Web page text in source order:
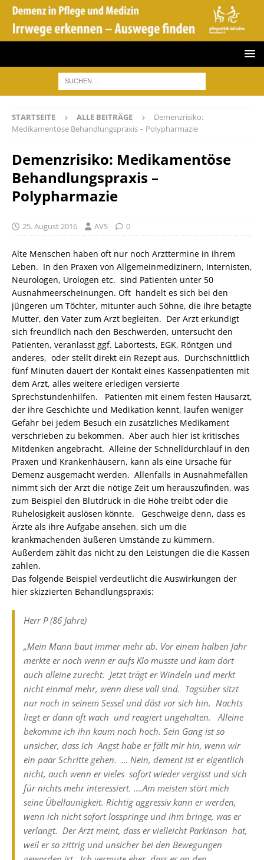
STARTSEITE ALLE BEITRÄGE
Demenzrisiko:
Medikamentöse Behandlungspraxis – Polypharmazie
Demenzrisiko: Medikamentöse
Behandlungspraxis –
Polypharmazie
25. August 2016 AVS 0
Alte Menschen haben oft nur noch Arzttermine in ihrem
Leben. In den Praxen von Allgemeinmedizinern, Internisten,
Neurologen, Urologen etc. sind Patienten unter 50
Ausnahmeerscheinungen. Oft handelt es sich bei den
jüngeren um Töchter, mitunter auch Söhne, die ihre betagte
Mutter, den Vater zum Arzt begleiten. Der Arzt erkundigt
sich freundlich nach den Beschwerden, untersucht den
Patienten, veranlasst ggf. Labortests, EGK, Röntgen und
anderes, oder stellt direkt ein Rezept aus. Durchschnittlich
fünf Minuten dauert der Kontakt eines Kassenpatienten mit
dem Arzt, alles weitere erledigen versierte
Sprechstundenhilfen. Patienten mit einem festen Hausarzt,
der ihre Geschichte und Medikation kennt, laufen weniger
Gefahr bei jedem Besuch ein zusätzliches Medikament
verschrieben zu bekommen. Aber auch hier ist kritisches
Mitdenken angebracht. Alleine der Schnelldurchlauf in den
Praxen und Krankenhäusern, kann als eine Ursache für
Demenz ausgemacht werden. Allenfalls in Ausnahmefällen
nimmt sich der Arzt die nötige Zeit um herauszufinden, was
zum Beispiel den Blutdruck in die Höhe treibt oder die
Ruhelosigkeit auslösen könnte. Geschweige denn, dass es
Ärzte als ihre Aufgabe ansehen, sich um die
krankmachenden äußeren Umstände zu kümmern.
Außerdem zählt das nicht zu den Leistungen die die Kassen
zahlen.
Das folgende Beispiel verdeutlicht die Auswirkungen der
hier skizzierten Behandlungspraxis:
Herr P (86 Jahre)
„Mein Mann baut immer mehr ab. Vor einem halben Jahr
merkte er noch wenn er aufs Klo musste und kam dort
auch alleine zurecht. Jetzt trägt er Windeln und merkt
nicht einmal mehr, wenn diese voll sind. Tagsüber sitzt
nur noch in seinem Sessel und döst vor sich hin. Nachts
liegt er dann oft wach und reagiert ungehalten. Alleine
bekomme ich ihn kaum noch hoch. Sein Gang ist so
unsicher, dass ich Angst habe er fällt mir hin, wenn wir
ein paar Schritte gehen. … Nein, dement ist er eigentlich
nicht, auch wenn er vieles sofort wieder vergisst und sich
für nichts mehr interessiert. ….Am meisten stört mich
seine Übellaunigkeit. Richtig aggressiv kann er werden,
wenn ich nicht sofort losspringe und ihm bringe, was er
verlangt. Der Arzt meint, dass er vielleicht Parkinson hat,
weil er so zittrig und unsicher bei den Bewegungen